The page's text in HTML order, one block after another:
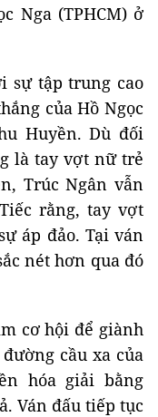
Nga (TPHCM) ở
sự tập trung cao
của Hồ Ngọc
Huyền. Dù đối
là tay vợt nữ trẻ
Trúc Ngân vẫn
rằng, tay vợt
áp đảo. Tại ván
nét hơn qua đó
cơ hội để giành
cầu xa của
hóa giải bằng
Ván đấu tiếp tục